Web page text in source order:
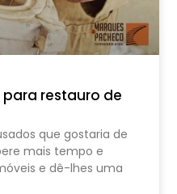
restauro de
que gostaria de
mais tempo e
e dê-lhes uma